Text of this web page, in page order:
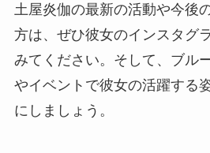
土屋炎伽の最新の活動や今後
方は、ぜひ彼女のインスタグ
みてください。そして、ブル
やイベントで彼女の活躍する
にしましょう。